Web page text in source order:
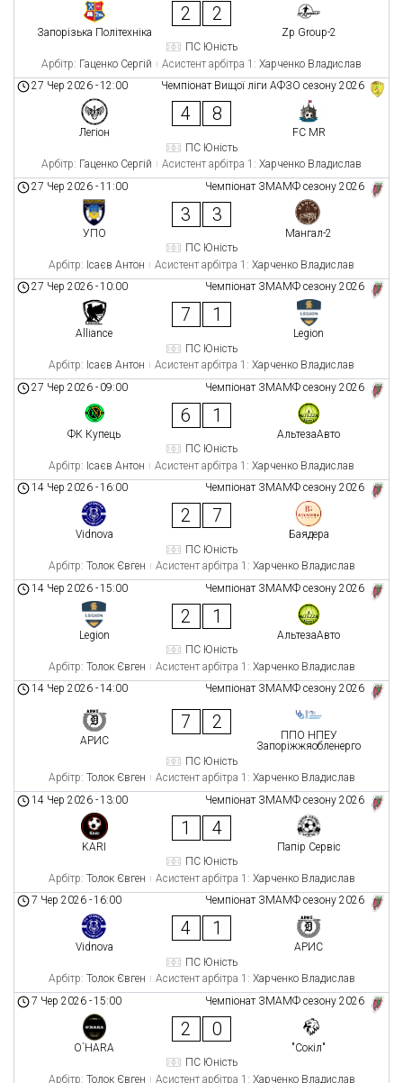
Запорізька Політехніка
2 2
Zp Group-2
ПС Юність
Арбітр: Гаценко Сергій Асистент арбітра 1: Харченко Владислав
Чемпіонат Вищої ліги АФЗО сезону 2026
27 Чер 2026 -12:00
Легіон
4 8
FC MR
ПС Юність
Арбітр: Гаценко Сергій Асистент арбітра 1: Харченко Владислав
Чемпіонат ЗМАМФ сезону 2026
27 Чер 2026 -11:00
УПО
3 3
Мангал-2
ПС Юність
Арбітр: Ісаєв Антон Асистент арбітра 1: Харченко Владислав
Чемпіонат ЗМАМФ сезону 2026
27 Чер 2026 -10:00
Alliance
7 1
Legion
ПС Юність
Арбітр: Ісаєв Антон Асистент арбітра 1: Харченко Владислав
Чемпіонат ЗМАМФ сезону 2026
27 Чер 2026 - 09:00
ФК Купець
6 1
АльтезаАвто
ПС Юність
Арбітр: Ісаєв Антон Асистент арбітра 1: Харченко Владислав
Чемпіонат ЗМАМФ сезону 2026
14 Чер 2026 -16:00
Vidnova
2 7
Баядера
ПС Юність
Арбітр: Толок Євген Асистент арбітра 1: Харченко Владислав
Чемпіонат ЗМАМФ сезону 2026
14 Чер 2026 -15:00
Legion
2 1
АльтезаАвто
ПС Юність
Арбітр: Толок Євген Асистент арбітра 1: Харченко Владислав
Чемпіонат ЗМАМФ сезону 2026
14 Чер 2026 -14:00
АРИС
7 2
ППО НПЕУ
Запоріжжяобленерго
ПС Юність
Арбітр: Толок Євген Асистент арбітра 1: Харченко Владислав
Чемпіонат ЗМАМФ сезону 2026
14 Чер 2026 -13:00
KARI
1 4
Папір Сервіс
ПС Юність
Арбітр: Толок Євген Асистент арбітра 1: Харченко Владислав
Чемпіонат ЗМАМФ сезону 2026
7 Чер 2026 -16:00
Vidnova
4 1
АРИС
ПС Юність
Арбітр: Толок Євген Асистент арбітра 1: Харченко Владислав
Чемпіонат ЗМАМФ сезону 2026
7 Чер 2026 -15:00
O`HARA
2 0
"Сокіл"
ПС Юність
Арбітр: Толок Євген Асистент арбітра 1: Харченко Владислав